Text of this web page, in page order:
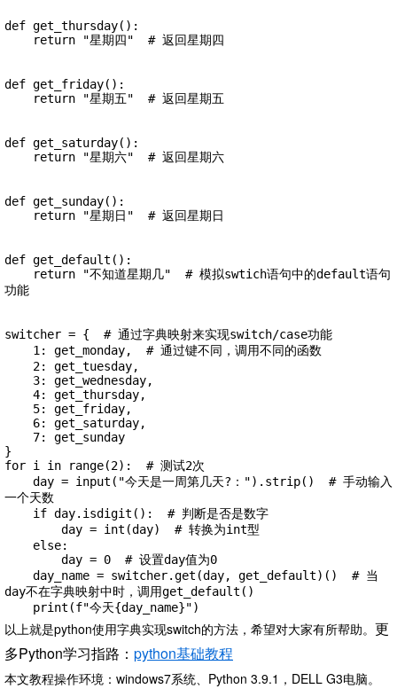
def get_thursday():
def get_friday():
def get_saturday():
def get_sunday():
def get_default():
功能
switcher = {  # 通过字典映射来实现switch/case功能
}
for i in range(2):  # 测试2次
一个天数
day不在字典映射中时，调用get_default()
    print(f"今天{day_name}")
以上就是python使用字典实现switch的方法，希望对大家有所帮助。 更
多Python学习指路： python基础教程
本文教程操作环境：windows7系统、Python 3.9.1，DELL G3电脑。